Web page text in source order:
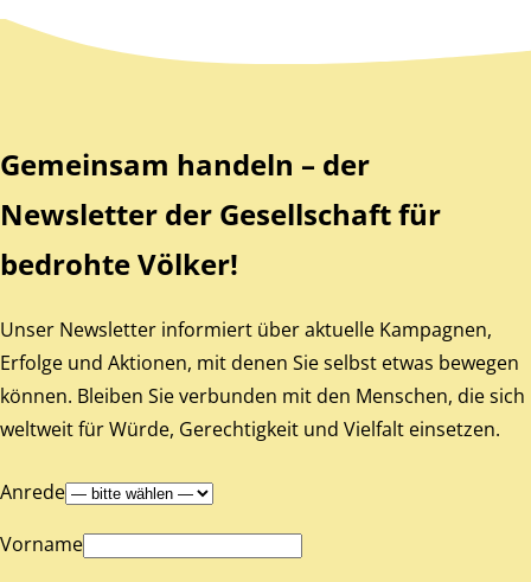
Zurück zum Hauptinhalt
Zurück zur Navigation
Gemeinsam handeln – der
Newsletter der Gesellschaft für
bedrohte Völker!
Unser Newsletter informiert über aktuelle Kampagnen,
Erfolge und Aktionen, mit denen Sie selbst etwas bewegen
können. Bleiben Sie verbunden mit den Menschen, die sich
weltweit für Würde, Gerechtigkeit und Vielfalt einsetzen.
Anrede
Vorname